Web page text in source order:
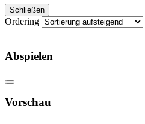
Schließen
Ordering
Abspielen
Vorschau